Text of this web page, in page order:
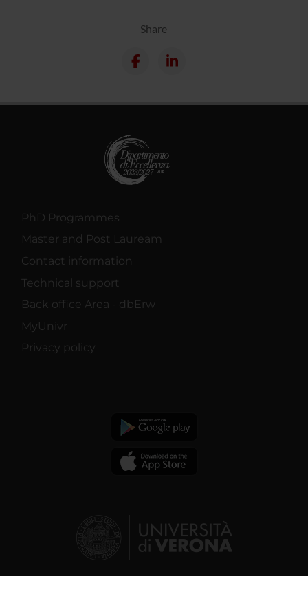
Share
PhD Programmes
Master and Post Lauream
Contact information
Technical support
Back office Area - dbErw
MyUnivr
Privacy policy